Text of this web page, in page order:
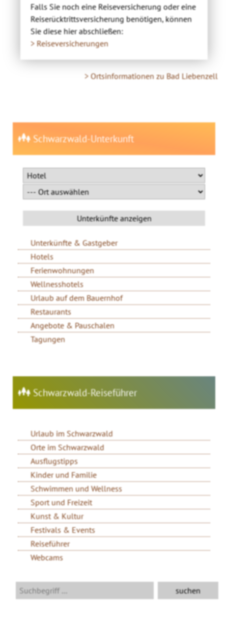
Falls Sie noch eine Reiseversicherung oder eine
Reiserücktrittsversicherung benötigen, können
Sie diese hier abschließen:
> Reiseversicherungen
> Ortsinformationen zu Bad Liebenzell
Schwarzwald-Unterkunft
Unterkünfte & Gastgeber
Hotels
Ferienwohnungen
Wellnesshotels
Urlaub auf dem Bauernhof
Restaurants
Angebote & Pauschalen
Tagungen
Schwarzwald-Reiseführer
Urlaub im Schwarzwald
Orte im Schwarzwald
Ausflugstipps
Kinder und Familie
Schwimmen und Wellness
Sport und Freizeit
Kunst & Kultur
Festivals & Events
Reiseführer
Webcams